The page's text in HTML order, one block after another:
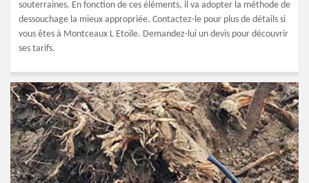
souterraines. En fonction de ces éléments, il va adopter la méthode de
dessouchage la mieux appropriée. Contactez-le pour plus de détails si
vous êtes à Montceaux L Etoile. Demandez-lui un devis pour découvrir
ses tarifs.